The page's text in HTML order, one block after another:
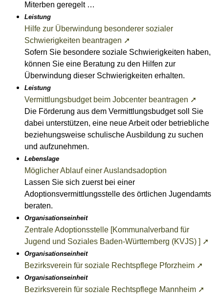
Miterben geregelt …
Leistung
Hilfe zur Überwindung besonderer sozialer
Schwierigkeiten beantragen ➚
Sofern Sie besondere soziale Schwierigkeiten haben,
können Sie eine Beratung zu den Hilfen zur
Überwindung dieser Schwierigkeiten erhalten.
Leistung
Vermittlungsbudget beim Jobcenter beantragen ➚
Die Förderung aus dem Vermittlungsbudget soll Sie
dabei unterstützen, eine neue Arbeit oder betriebliche
beziehungsweise schulische Ausbildung zu suchen
und aufzunehmen.
Lebenslage
Möglicher Ablauf einer Auslandsadoption
Lassen Sie sich zuerst bei einer
Adoptionsvermittlungsstelle des örtlichen Jugendamts
beraten.
Organisationseinheit
Zentrale Adoptionsstelle [Kommunalverband für
Jugend und Soziales Baden-Württemberg (KVJS) ] ➚
Organisationseinheit
Bezirksverein für soziale Rechtspflege Pforzheim ➚
Organisationseinheit
Bezirksverein für soziale Rechtspflege Mannheim ➚